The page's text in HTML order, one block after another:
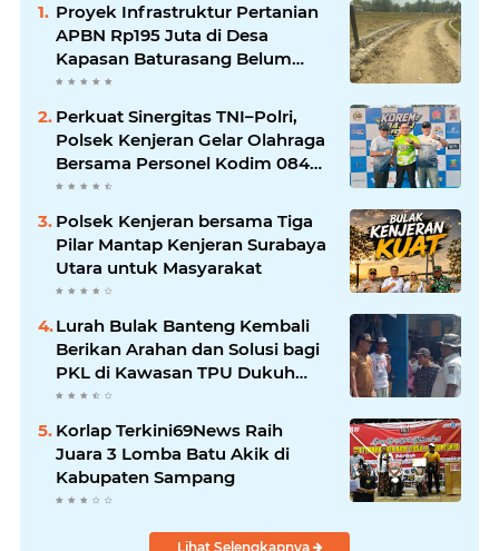
Proyek Infrastruktur Pertanian
APBN Rp195 Juta di Desa
Kapasan Baturasang Belum
Temui Titik Terang, Warga Minta
Pemkab Sampang Bertindak
Perkuat Sinergitas TNI–Polri,
Polsek Kenjeran Gelar Olahraga
Bersama Personel Kodim 084
Kenjeran
Polsek Kenjeran bersama Tiga
Pilar Mantap Kenjeran Surabaya
Utara untuk Masyarakat
Lurah Bulak Banteng Kembali
Berikan Arahan dan Solusi bagi
PKL di Kawasan TPU Dukuh
Bulak Banteng Surabaya
Korlap Terkini69News Raih
Juara 3 Lomba Batu Akik di
Kabupaten Sampang
Lihat Selengkapnya